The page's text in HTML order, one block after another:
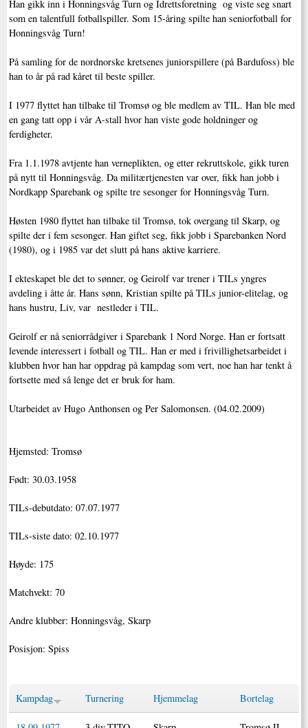
Han gikk inn i Honningsvåg Turn og Idrettsforetning og viste seg snart
som en talentfull fotballspiller. Som 15-åring spilte han seniorfotball for
Honningsvåg Turn!
På samling for de nordnorske kretsenes juniorspillere (på Bardufoss) ble
han to år på rad kåret til beste spiller.
I 1977 flyttet han tilbake til Tromsø og ble medlem av TIL. Han ble med
en gang tatt opp i vår A-stall hvor han viste gode holdninger og
ferdigheter.
Fra 1.1.1978 avtjente han verneplikten, og etter rekruttskole, gikk turen
på nytt til Honningsvåg. Da militærtjenesten var over, fikk han jobb i
Nordkapp Sparebank og spilte tre sesonger for Honningsvåg Turn.
Høsten 1980 flyttet han tilbake til Tromsø, tok overgang til Skarp, og
spilte der i fem sesonger. Han giftet seg, fikk jobb i Sparebanken Nord
(1980), og i 1985 var det slutt på hans aktive karriere.
I ekteskapet ble det to sønner, og Geirolf var trener i TILs yngres
avdeling i åtte år. Hans sønn, Kristian spilte på TILs junior-elitelag, og
hans hustru, Liv, var nestleder i TIL.
Geirolf er nå seniorrådgiver i Sparebank 1 Nord Norge. Han er fortsatt
levende interessert i fotball og TIL. Han er med i frivillighetsarbeidet i
klubben hvor han har oppdrag på kampdag som vert, noe han har tenkt å
fortsette med så lenge det er bruk for ham.
Utarbeidet av Hugo Anthonsen og Per Salomonsen. (04.02.2009)
Hjemsted: Tromsø
Født: 30.03.1958
TILs-debutdato: 07.07.1977
TILs-siste dato: 02.10.1977
Høyde: 175
Matchvekt: 70
Andre klubber: Honningsvåg, Skarp
Posisjon: Spiss
Kampdag Turnering Hjemmelag Bortelag